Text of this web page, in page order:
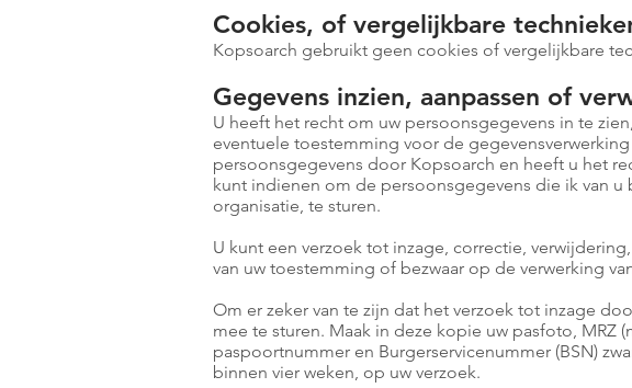
Cookies, of vergelijkbare
Kopsoarch gebruikt geen cookies of vergelijkbare
Gegevens inzien, aanpassen of
U heeft het recht om uw persoonsgegevens in te
eventuele toestemming voor de
persoonsgegevens door Kopsoarch en heeft u het
kunt indienen om de persoonsgegevens die ik van
organisatie, te sturen.
U kunt een verzoek tot inzage, correctie,
van uw toestemming of bezwaar op de verwerking
Om er zeker van te zijn dat het verzoek tot inzage
mee te sturen. Maak in deze kopie uw pasfoto,
paspoortnummer en Burgerservicenummer (BSN)
binnen vier weken, op uw verzoek.